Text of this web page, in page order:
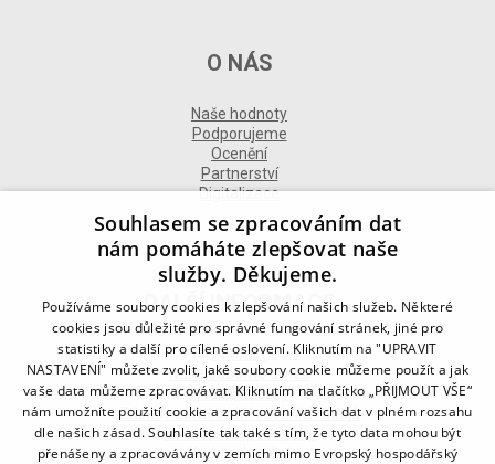
O NÁS
Naše hodnoty
Podporujeme
Ocenění
Partnerství
Digitalizace
DALŠÍ INFORMACE
Kontakt
Naše odborné divize
Naše pobočky
Zásady zpracování osobních údajů
Všeobecné podmínky
Kodex chování
Souhlasem se zpracováním dat
nám pomáháte zlepšovat naše
služby. Děkujeme.
Používáme soubory cookies k zlepšování našich služeb. Některé
cookies jsou důležité pro správné fungování stránek, jiné pro
statistiky a další pro cílené oslovení. Kliknutím na "UPRAVIT
NASTAVENÍ" můžete zvolit, jaké soubory cookie můžeme použít a jak
vaše data můžeme zpracovávat. Kliknutím na tlačítko „PŘIJMOUT VŠE“
nám umožníte použití cookie a zpracování vašich dat v plném rozsahu
dle našich zásad. Souhlasíte tak také s tím, že tyto data mohou být
přenášeny a zpracovávány v zemích mimo Evropský hospodářský